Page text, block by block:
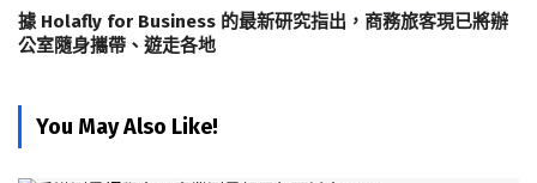
據 Holafly for Business 的最新研究指出，商務旅客現已將辦
公室隨身攜帶、遊走各地
You May Also Like!